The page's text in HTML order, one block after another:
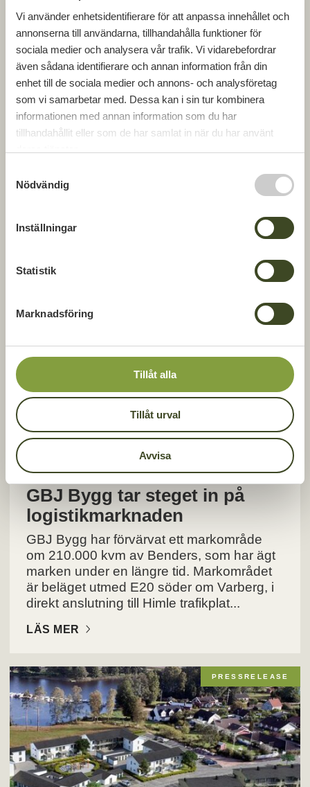
Vi använder enhetsidentifierare för att anpassa innehållet och
annonserna till användarna, tillhandahålla funktioner för
sociala medier och analysera vår trafik. Vi vidarebefordrar
även sådana identifierare och annan information från din
enhet till de sociala medier och annons- och analysföretag
som vi samarbetar med. Dessa kan i sin tur kombinera
informationen med annan information som du har
tillhandahållit eller som de har samlat in när du har använt
Nödvändig
Inställningar
Statistik
Marknadsföring
Tillåt alla
Tillåt urval
Avvisa
kommer att va...
LÄS MER
2024-05-20
GBJ Byggs nya landmärke i
Resan hit har varit lång men väldigt snart
Helgablick. Nu bjuder GBJ Bygg in
allmänheten att besöka kvarteret för första
gången. Tillsammans med GBJ Bygg k...
GBJ Bygg tar steget in på
logistikmarknaden
GBJ Bygg har förvärvat ett markområde
om 210.000 kvm av Benders, som har ägt
marken under en längre tid. Markområdet
är beläget utmed E20 söder om Varberg, i
direkt anslutning till Himle trafikplat...
LÄS MER
PRESSRELEASE